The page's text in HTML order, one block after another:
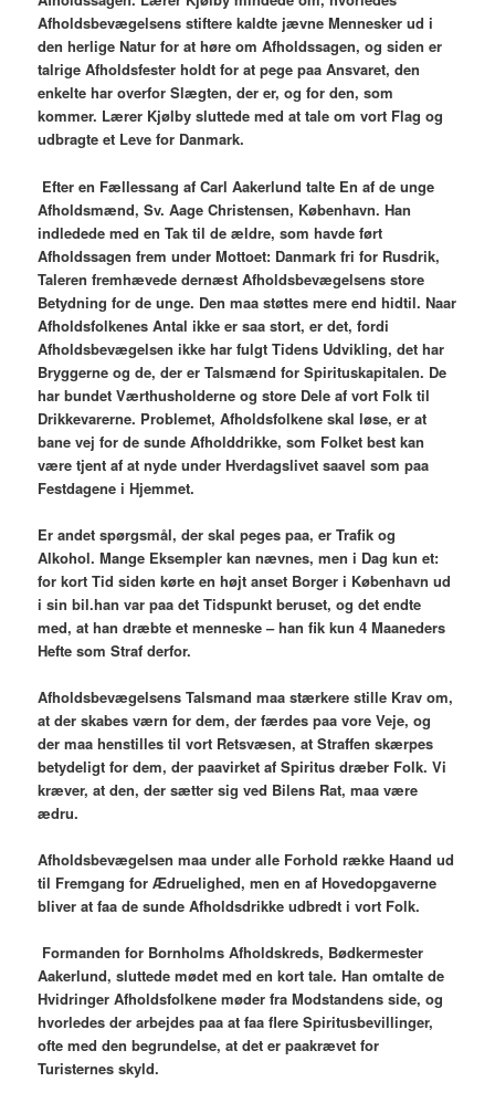
Afholdsbevægelsens stiftere kaldte jævne Mennesker ud i
den herlige Natur for at høre om Afholdssagen, og siden er
talrige Afholdsfester holdt for at pege paa Ansvaret, den
enkelte har overfor Slægten, der er, og for den, som
kommer. Lærer Kjølby sluttede med at tale om vort Flag og
udbragte et Leve for Danmark.
Efter en Fællessang af Carl Aakerlund talte En af de unge
Afholdsmænd, Sv. Aage Christensen, København. Han
indledede med en Tak til de ældre, som havde ført
Afholdssagen frem under Mottoet: Danmark fri for Rusdrik,
Taleren fremhævede dernæst Afholdsbevægelsens store
Betydning for de unge. Den maa støttes mere end hidtil. Naar
Afholdsfolkenes Antal ikke er saa stort, er det, fordi
Afholdsbevægelsen ikke har fulgt Tidens Udvikling, det har
Bryggerne og de, der er Talsmænd for Spirituskapitalen. De
har bundet Værthusholderne og store Dele af vort Folk til
Drikkevarerne. Problemet, Afholdsfolkene skal løse, er at
bane vej for de sunde Afholddrikke, som Folket best kan
være tjent af at nyde under Hverdagslivet saavel som paa
Festdagene i Hjemmet.
Er andet spørgsmål, der skal peges paa, er Trafik og
Alkohol. Mange Eksempler kan nævnes, men i Dag kun et:
for kort Tid siden kørte en højt anset Borger i København ud
i sin bil.han var paa det Tidspunkt beruset, og det endte
med, at han dræbte et menneske – han fik kun 4 Maaneders
Hefte som Straf derfor.
Afholdsbevægelsens Talsmand maa stærkere stille Krav om,
at der skabes værn for dem, der færdes paa vore Veje, og
der maa henstilles til vort Retsvæsen, at Straffen skærpes
betydeligt for dem, der paavirket af Spiritus dræber Folk. Vi
kræver, at den, der sætter sig ved Bilens Rat, maa være
ædru.
Afholdsbevægelsen maa under alle Forhold række Haand ud
til Fremgang for Ædruelighed, men en af Hovedopgaverne
bliver at faa de sunde Afholdsdrikke udbredt i vort Folk.
Formanden for Bornholms Afholdskreds, Bødkermester
Aakerlund, sluttede mødet med en kort tale. Han omtalte de
Hvidringer Afholdsfolkene møder fra Modstandens side, og
hvorledes der arbejdes paa at faa flere Spiritusbevillinger,
ofte med den begrundelse, at det er paakrævet for
Turisternes skyld.